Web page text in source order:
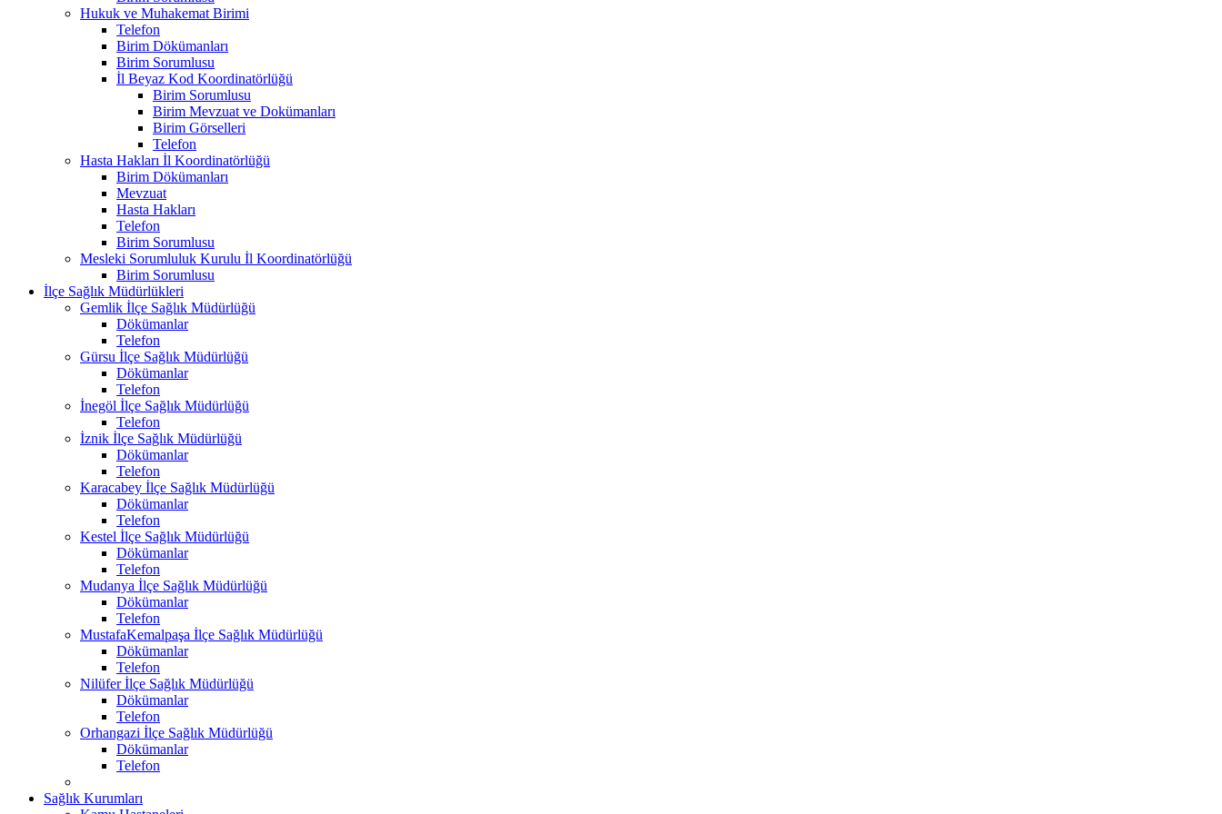
Hukuk ve Muhakemat Birimi
Telefon
Birim Dökümanları
Birim Sorumlusu
İl Beyaz Kod Koordinatörlüğü
Birim Sorumlusu
Birim Mevzuat ve Dokümanları
Birim Görselleri
Telefon
Hasta Hakları İl Koordinatörlüğü
Birim Dökümanları
Mevzuat
Hasta Hakları
Telefon
Birim Sorumlusu
Mesleki Sorumluluk Kurulu İl Koordinatörlüğü
Birim Sorumlusu
İlçe Sağlık Müdürlükleri
Gemlik İlçe Sağlık Müdürlüğü
Dökümanlar
Telefon
Gürsu İlçe Sağlık Müdürlüğü
Dökümanlar
Telefon
İnegöl İlçe Sağlık Müdürlüğü
Telefon
İznik İlçe Sağlık Müdürlüğü
Dökümanlar
Telefon
Karacabey İlçe Sağlık Müdürlüğü
Dökümanlar
Telefon
Kestel İlçe Sağlık Müdürlüğü
Dökümanlar
Telefon
Mudanya İlçe Sağlık Müdürlüğü
Dökümanlar
Telefon
MustafaKemalpaşa İlçe Sağlık Müdürlüğü
Dökümanlar
Telefon
Nilüfer İlçe Sağlık Müdürlüğü
Dökümanlar
Telefon
Orhangazi İlçe Sağlık Müdürlüğü
Dökümanlar
Telefon
Sağlık Kurumları